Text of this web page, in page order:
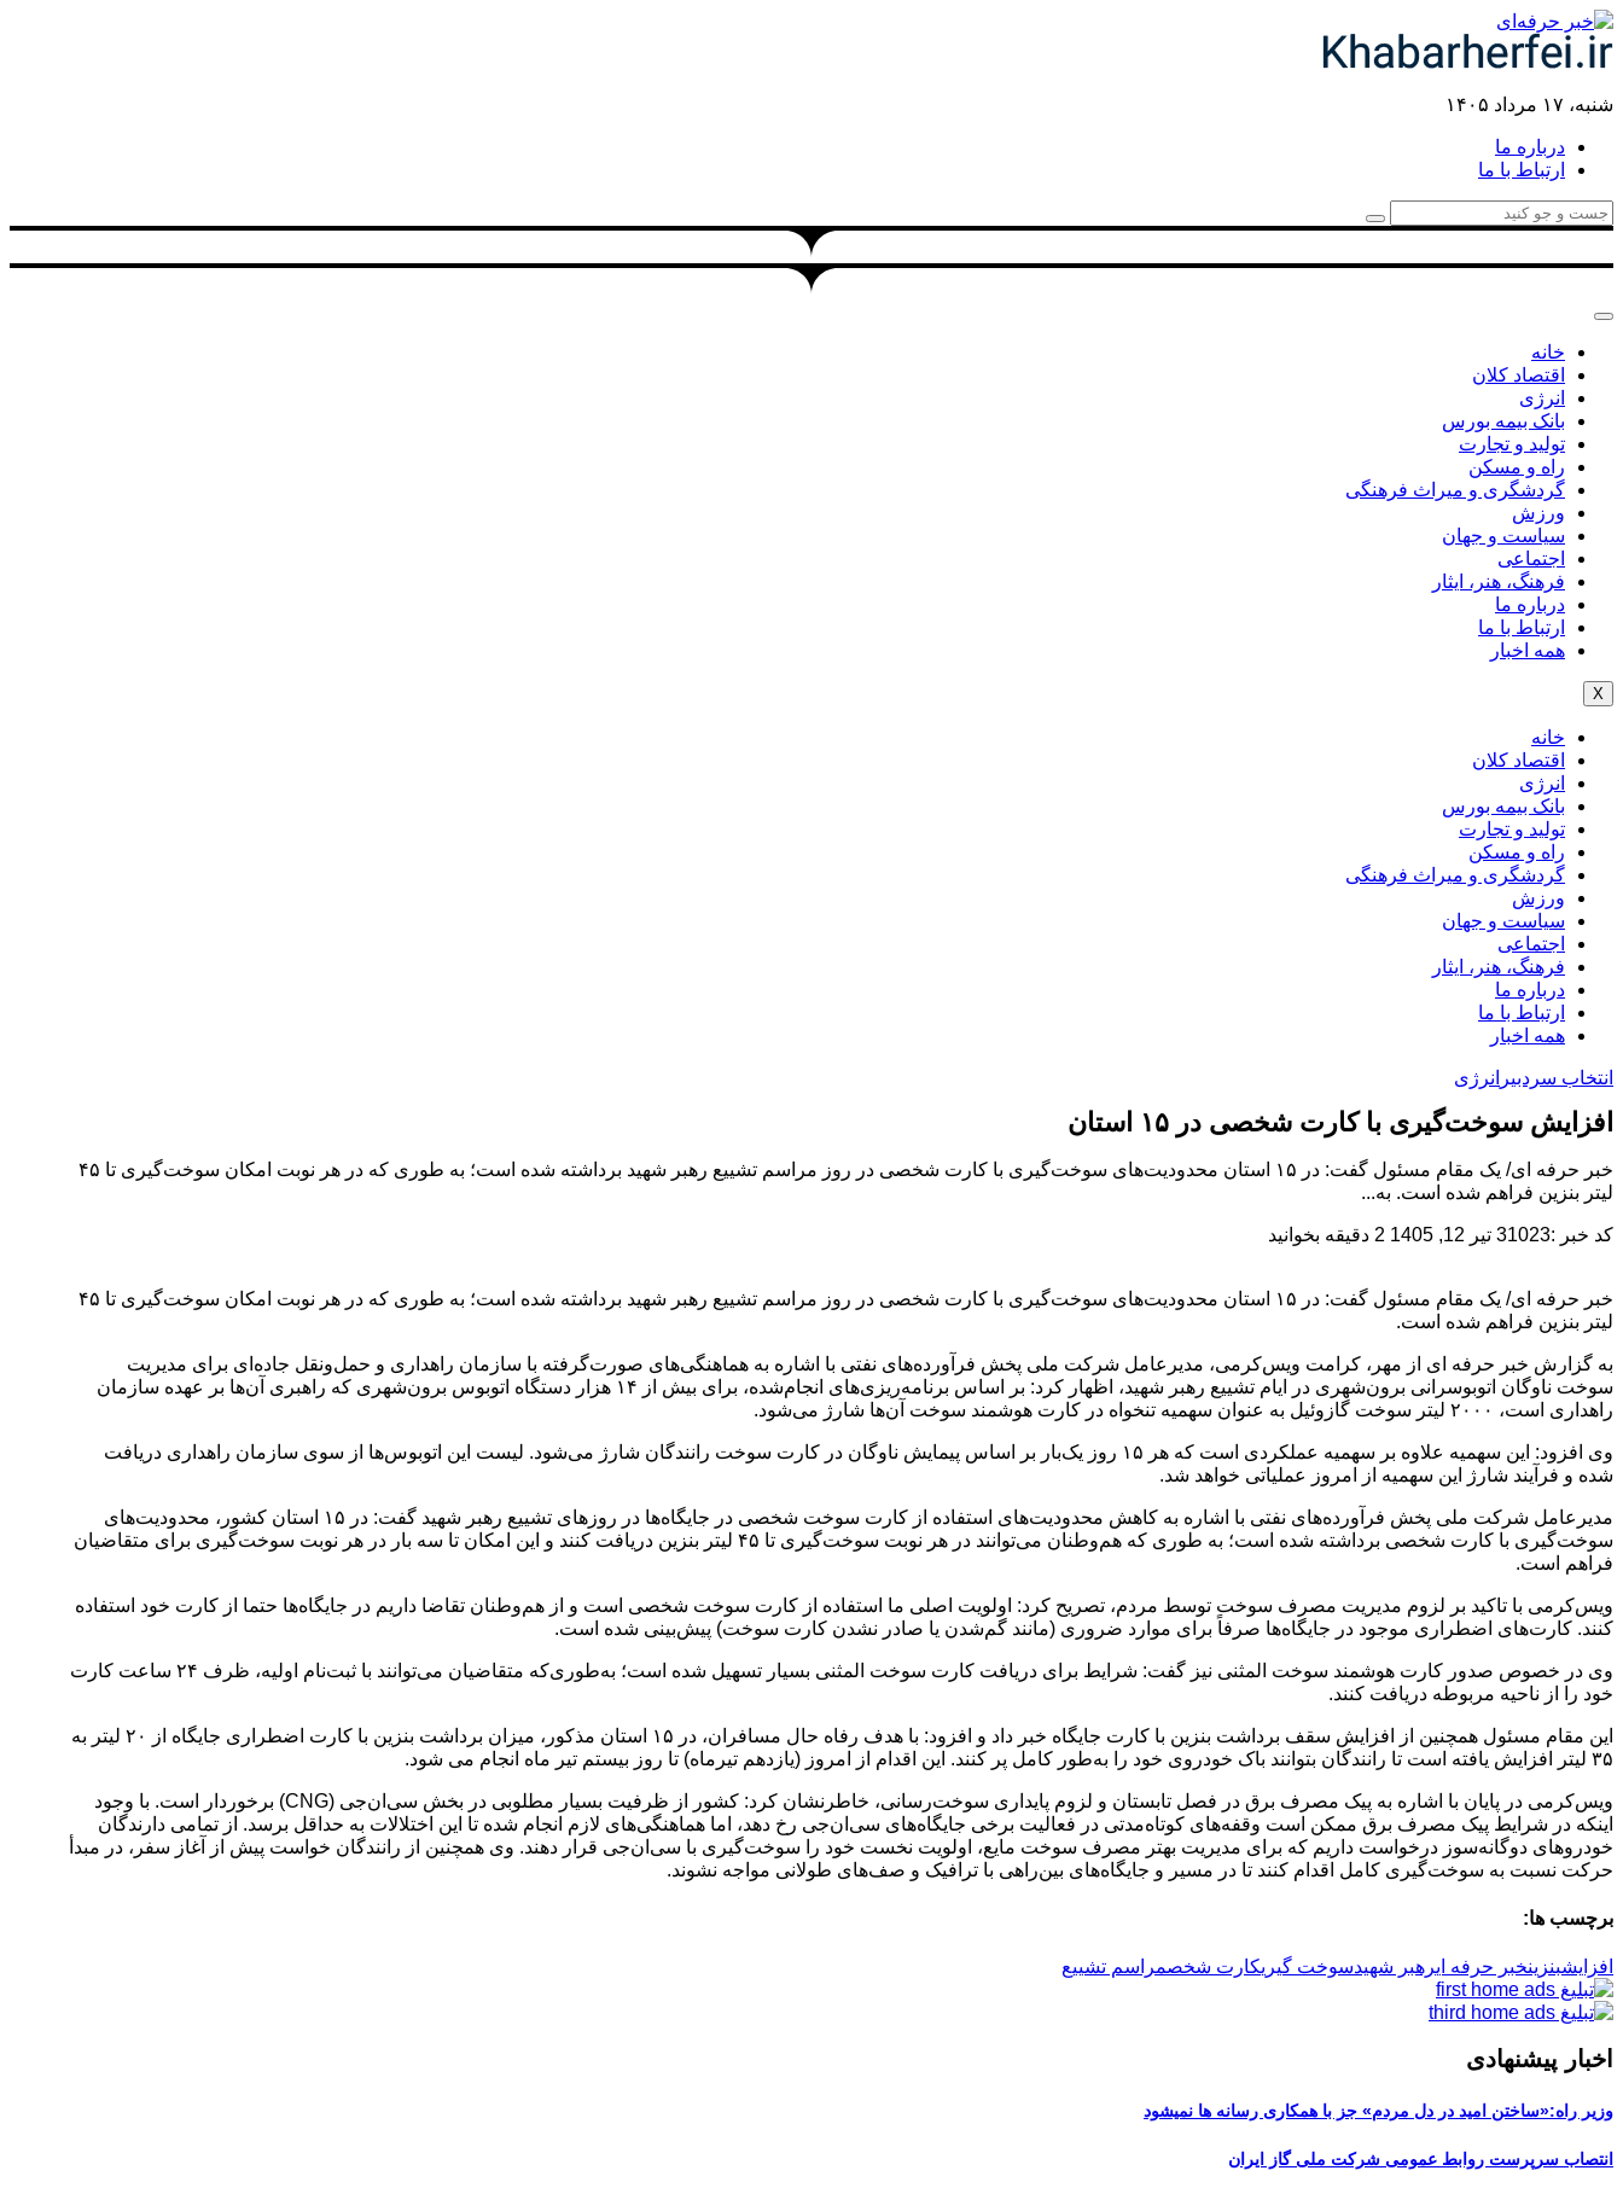
شنبه، ۱۷ مرداد ۱۴۰۵
درباره ما
ارتباط با ما
خانه
اقتصاد کلان
انرژی
بانک بیمه بورس
تولید و تجارت
راه و مسکن
گردشگری و میراث فرهنگی
ورزش
سیاست و جهان
اجتماعی
فرهنگ، هنر، ایثار
درباره ما
ارتباط با ما
همه اخبار
X
خانه
اقتصاد کلان
انرژی
بانک بیمه بورس
تولید و تجارت
راه و مسکن
گردشگری و میراث فرهنگی
ورزش
سیاست و جهان
اجتماعی
فرهنگ، هنر، ایثار
درباره ما
ارتباط با ما
همه اخبار
انتخاب سردبیر انرژی
افزایش سوخت‌گیری با کارت شخصی در ۱۵ استان
خبر حرفه ای/ یک مقام مسئول گفت: در ۱۵ استان محدودیت‌های سوخت‌گیری با کارت شخصی در روز مراسم تشییع رهبر شهید برداشته شده است؛ به طوری که در هر نوبت امکان سوخت‌گیری تا ۴۵
لیتر بنزین فراهم شده است. به...
کد خبر :31023 تیر 12, 1405 2 دقیقه بخوانید
خبر حرفه ای/ یک مقام مسئول گفت: در ۱۵ استان محدودیت‌های سوخت‌گیری با کارت شخصی در روز مراسم تشییع رهبر شهید برداشته شده است؛ به طوری که در هر نوبت امکان سوخت‌گیری تا ۴۵
لیتر بنزین فراهم شده است.
به گزارش خبر حرفه ای از مهر، کرامت ویس‌کرمی، مدیرعامل شرکت ملی پخش فرآورده‌های نفتی با اشاره به هماهنگی‌های صورت‌گرفته با سازمان راهداری و حمل‌ونقل جاده‌ای برای مدیریت
سوخت ناوگان اتوبوسرانی برون‌شهری در ایام تشییع رهبر شهید، اظهار کرد: بر اساس برنامه‌ریزی‌های انجام‌شده، برای بیش از ۱۴ هزار دستگاه اتوبوس برون‌شهری که راهبری آن‌ها بر عهده سازمان
راهداری است، ۲۰۰۰ لیتر سوخت گازوئیل به عنوان سهمیه تنخواه در کارت هوشمند سوخت آن‌ها شارژ می‌شود.
وی افزود: این سهمیه علاوه بر سهمیه عملکردی است که هر ۱۵ روز یک‌بار بر اساس پیمایش ناوگان در کارت سوخت رانندگان شارژ می‌شود. لیست این اتوبوس‌ها از سوی سازمان راهداری دریافت
شده و فرآیند شارژ این سهمیه از امروز عملیاتی خواهد شد.
مدیرعامل شرکت ملی پخش فرآورده‌های نفتی با اشاره به کاهش محدودیت‌های استفاده از کارت سوخت شخصی در جایگاه‌ها در روزهای تشییع رهبر شهید گفت: در ۱۵ استان کشور، محدودیت‌های
سوخت‌گیری با کارت شخصی برداشته شده است؛ به طوری که هم‌وطنان می‌توانند در هر نوبت سوخت‌گیری تا ۴۵ لیتر بنزین دریافت کنند و این امکان تا سه بار در هر نوبت سوخت‌گیری برای متقاضیان
فراهم است.
ویس‌کرمی با تاکید بر لزوم مدیریت مصرف سوخت توسط مردم، تصریح کرد: اولویت اصلی ما استفاده از کارت سوخت شخصی است و از هم‌وطنان تقاضا داریم در جایگاه‌ها حتما از کارت خود استفاده
کنند. کارت‌های اضطراری موجود در جایگاه‌ها صرفاً برای موارد ضروری (مانند گم‌شدن یا صادر نشدن کارت سوخت) پیش‌بینی شده است.
وی در خصوص صدور کارت هوشمند سوخت المثنی نیز گفت: شرایط برای دریافت کارت سوخت المثنی بسیار تسهیل شده است؛ به‌طوری‌که متقاضیان می‌توانند با ثبت‌نام اولیه، ظرف ۲۴ ساعت کارت
خود را از ناحیه مربوطه دریافت کنند.
این مقام مسئول همچنین از افزایش سقف برداشت بنزین با کارت جایگاه خبر داد و افزود: با هدف رفاه حال مسافران، در ۱۵ استان مذکور، میزان برداشت بنزین با کارت اضطراری جایگاه از ۲۰ لیتر به
۳۵ لیتر افزایش یافته است تا رانندگان بتوانند باک خودروی خود را به‌طور کامل پر کنند. این اقدام از امروز (یازدهم تیرماه) تا روز بیستم تیر ماه انجام می شود.
ویس‌کرمی در پایان با اشاره به پیک مصرف برق در فصل تابستان و لزوم پایداری سوخت‌رسانی، خاطرنشان کرد: کشور از ظرفیت بسیار مطلوبی در بخش سی‌ان‌جی (CNG) برخوردار است. با وجود
اینکه در شرایط پیک مصرف برق ممکن است وقفه‌های کوتاه‌مدتی در فعالیت برخی جایگاه‌های سی‌ان‌جی رخ دهد، اما هماهنگی‌های لازم انجام شده تا این اختلالات به حداقل برسد. از تمامی دارندگان
خودروهای دوگانه‌سوز درخواست داریم که برای مدیریت بهتر مصرف سوخت مایع، اولویت نخست خود را سوخت‌گیری با سی‌ان‌جی قرار دهند. وی همچنین از رانندگان خواست پیش از آغاز سفر، در مبدأ
حرکت نسبت به سوخت‌گیری کامل اقدام کنند تا در مسیر و جایگاه‌های بین‌راهی با ترافیک و صف‌های طولانی مواجه نشوند.
برچسب ها:
افزایشبنزینخبر حرفه ایرهبر شهیدسوخت گیریکارت شخصمراسم تشییع
اخبار پیشنهادی
وزیر راه:«ساختن امید در دل مردم» جز با همکاری رسانه ها نمیشود
انتصاب سرپرست روابط عمومی شرکت ملی گاز ایران